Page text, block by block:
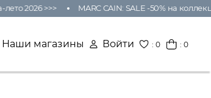
2026 >>> MARC CAIN: SALE -50% на
Наши магазины Войти :0 : 0